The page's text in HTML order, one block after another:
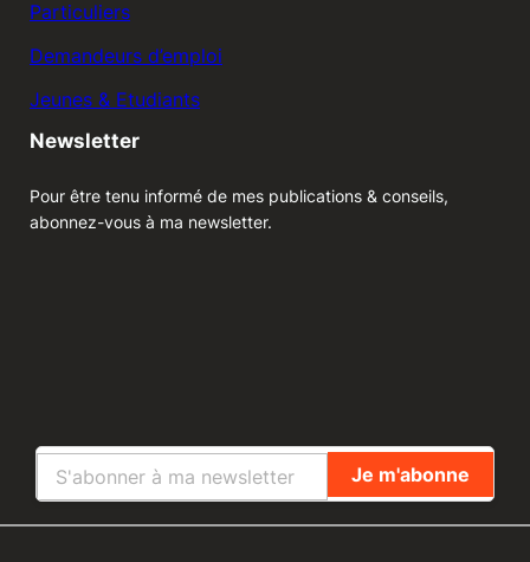
Particuliers
Demandeurs d’emploi
Jeunes & Etudiants
Newsletter
Pour être tenu informé de mes publications & conseils,
abonnez-vous à ma newsletter.